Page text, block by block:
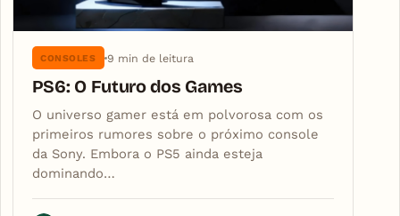
CONSOLES 9 min de leitura
PS6: O Futuro dos Games
O universo gamer está em polvorosa com os
primeiros rumores sobre o próximo console
da Sony. Embora o PS5 ainda esteja
dominando…